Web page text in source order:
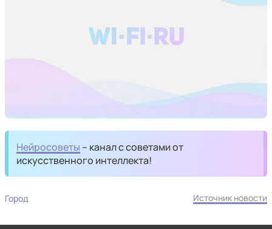
Нейросоветы – канал с советами от
искусственного интеллекта!
Город Источник новости